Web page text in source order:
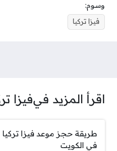
وسوم:
فيزا تركيا
اقرأ المزيد فيفيزا
طريقة حجز موعد فيزا تركيا
في الكويت